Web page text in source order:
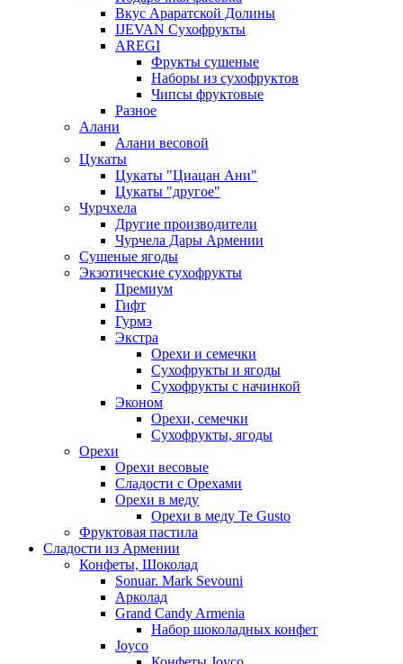
Вкус Араратской Долины
IJEVAN Сухофрукты
AREGI
Фрукты сушеные
Наборы из сухофруктов
Чипсы фруктовые
Разное
Алани
Алани весовой
Цукаты
Цукаты "Циацан Ани"
Цукаты "другое"
Чурчхела
Другие производители
Чурчела Дары Армении
Сушеные ягоды
Экзотические сухофрукты
Премиум
Гифт
Гурмэ
Экстра
Орехи и семечки
Сухофрукты и ягоды
Сухофрукты с начинкой
Эконом
Орехи, семечки
Сухофрукты, ягоды
Орехи
Орехи весовые
Сладости с Орехами
Орехи в меду
Орехи в меду Te Gusto
Фруктовая пастила
Сладости из Армении
Конфеты, Шоколад
Sonuar. Mark Sevouni
Арколад
Grand Candy Armenia
Набор шоколадных конфет
Joyco